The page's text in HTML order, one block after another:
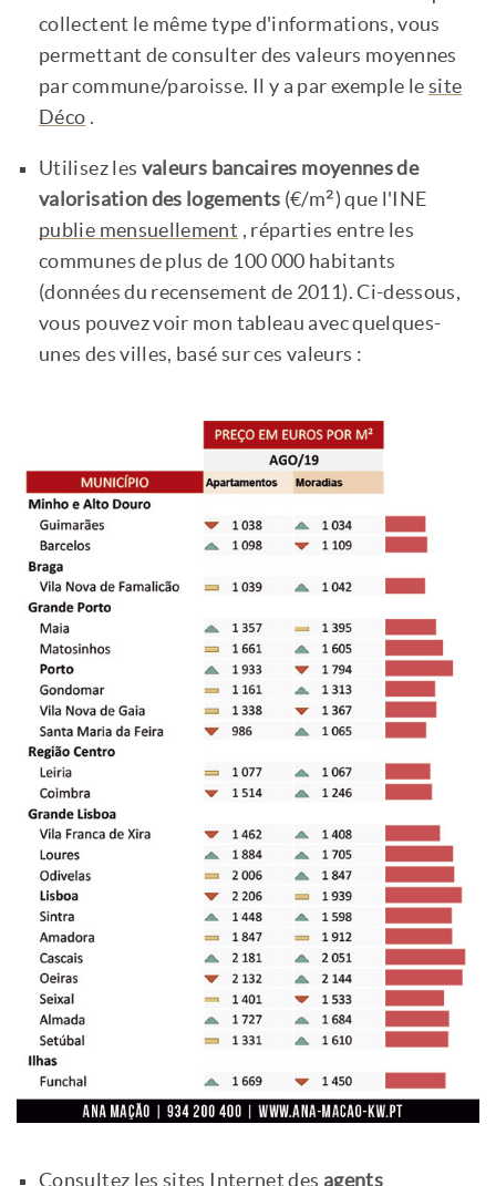
collectent le même type d'informations, vous
permettant de consulter des valeurs moyennes
par commune/paroisse. Il y a par exemple le site
Déco .
Utilisez les valeurs bancaires moyennes de
valorisation des logements (€/m²) que l'INE
publie mensuellement , réparties entre les
communes de plus de 100 000 habitants
(données du recensement de 2011). Ci-dessous,
vous pouvez voir mon tableau avec quelques-
unes des villes, basé sur ces valeurs :
Consultez les sites Internet des agents